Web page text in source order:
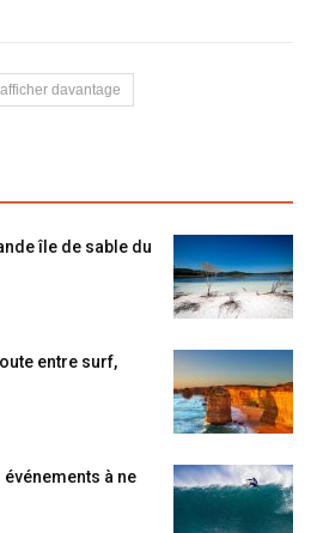
davantage
île de sable du
entre surf,
à ne